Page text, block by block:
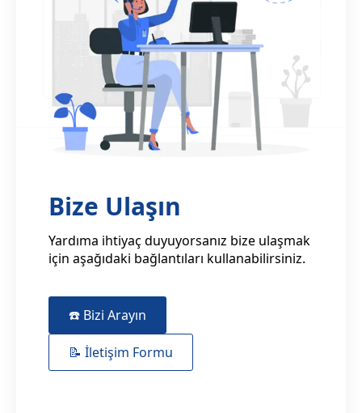
Bize Ulaşın
Yardıma ihtiyaç duyuyorsanız bize ulaşmak
için aşağıdaki bağlantıları kullanabilirsiniz.
☎️ Bizi Arayın
📝 İletişim Formu